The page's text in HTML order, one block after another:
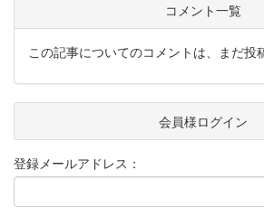
コメント一覧
この記事についてのコメントは、まだ投
会員様ログイン
登録メールアドレス：